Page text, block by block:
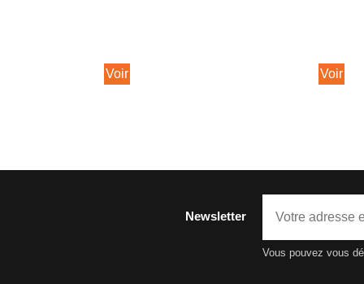
Voir Voir
Newsletter
Vous pouvez vous